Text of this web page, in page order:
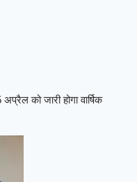
को जारी होगा वार्षिक